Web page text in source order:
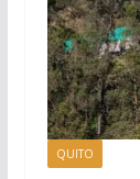
QUITO